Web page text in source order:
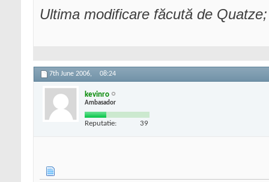
Ultima modificare făcută de
7th June 2006, 08:24
kevinro
Ambasador
Reputatie: 39